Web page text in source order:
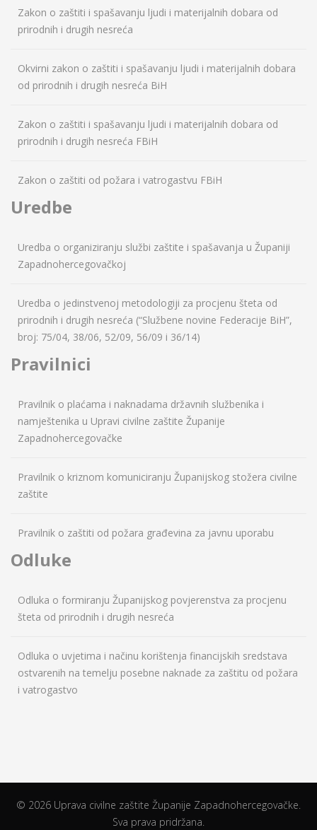
Zakon o zaštiti i spašavanju ljudi i materijalnih dobara od
prirodnih i drugih nesreća
Okvirni zakon o zaštiti i spašavanju ljudi i materijalnih dobara
od prirodnih i drugih nesreća BiH
Zakon o zaštiti i spašavanju ljudi i materijalnih dobara od
prirodnih i drugih nesreća FBiH
Zakon o zaštiti od požara i vatrogastvu FBiH
Uredbe
Uredba o organiziranju službi zaštite i spašavanja u Županiji
Zapadnohercegovačkoj
Uredba o jedinstvenoj metodologiji za procjenu šteta od
prirodnih i drugih nesreća (“Službene novine Federacije BiH”,
broj: 75/04, 38/06, 52/09, 56/09 i 36/14)
Pravilnici
Pravilnik o plaćama i naknadama državnih službenika i
namještenika u Upravi civilne zaštite Županije
Zapadnohercegovačke
Pravilnik o kriznom komuniciranju Županijskog stožera civilne
zaštite
Pravilnik o zaštiti od požara građevina za javnu uporabu
Odluke
Odluka o formiranju Županijskog povjerenstva za procjenu
šteta od prirodnih i drugih nesreća
Odluka o uvjetima i načinu korištenja financijskih sredstava
ostvarenih na temelju posebne naknade za zaštitu od požara
i vatrogastvo
© 2026 Uprava civilne zaštite Županije Zapadnohercegovačke.
Sva prava pridržana.